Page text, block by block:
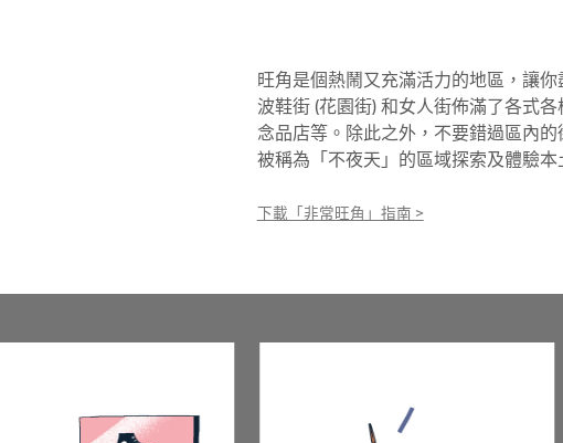
旺角是個熱鬧又充滿活力的地區，讓
波鞋街 (花園街) 和女人街佈滿了各式
念品店等。除此之外，不要錯過區內
被稱為「不夜天」的區域探索及體驗本
下載「非常旺角」指南 >